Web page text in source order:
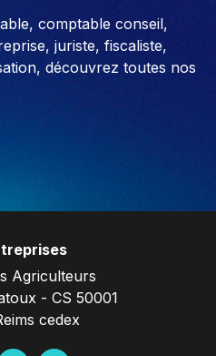
comptable conseil,
juriste, fiscaliste,
découvrez toutes nos
Agriculteurs
- CS 50001
cedex